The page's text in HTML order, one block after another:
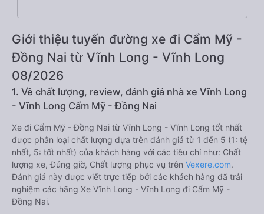
Giới thiệu tuyến đường xe đi Cẩm Mỹ -
Đồng Nai từ Vĩnh Long - Vĩnh Long
08/2026
1. Về chất lượng, review, đánh giá nhà xe Vĩnh Long
- Vĩnh Long Cẩm Mỹ - Đồng Nai
Xe đi Cẩm Mỹ - Đồng Nai từ Vĩnh Long - Vĩnh Long tốt nhất
được phân loại chất lượng dựa trên đánh giá từ 1 đến 5 (1: tệ
nhất, 5: tốt nhất) của khách hàng với các tiêu chí như: Chất
lượng xe, Đúng giờ, Chất lượng phục vụ trên Vexere.com.
Đánh giá này được viết trực tiếp bởi các khách hàng đã trải
nghiệm các hãng Xe Vĩnh Long - Vĩnh Long đi Cẩm Mỹ -
Đồng Nai.